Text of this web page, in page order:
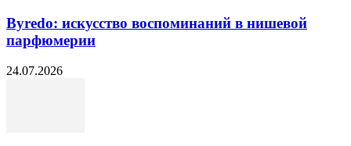
Byredo: искусство воспоминаний в нишевой
парфюмерии
24.07.2026